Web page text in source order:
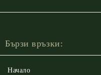
Бързи връзки:
Начало